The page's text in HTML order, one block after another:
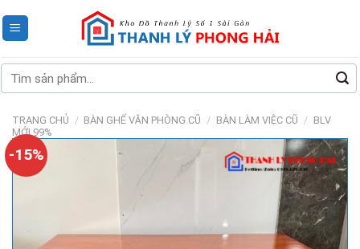
to
Tìm
kiếm:
TRANG CHỦ / BÀN GHẾ VĂN PHÒNG CŨ / BÀN LÀM VIỆC CŨ / BLV
MỚI 99%
-15%